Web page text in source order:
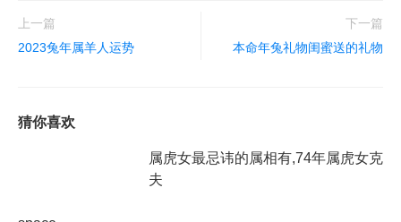
上一篇
2023兔年属羊人运势
下一篇
本命年兔礼物闺蜜送的礼物
猜你喜欢
属虎女最忌讳的属相有,74年属虎女克
夫